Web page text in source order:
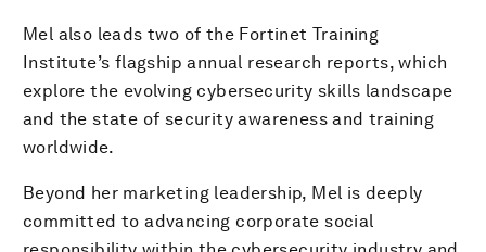
Mel also leads two of the Fortinet Training
Institute’s flagship annual research reports, which
explore the evolving cybersecurity skills landscape
and the state of security awareness and training
worldwide.
Beyond her marketing leadership, Mel is deeply
committed to advancing corporate social